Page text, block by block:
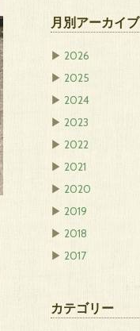
月別アーカイブ
▶ 2026
▶ 2025
▶ 2024
▶ 2023
▶ 2022
▶ 2021
▶ 2020
▶ 2019
▶ 2018
▶ 2017
カテゴリー